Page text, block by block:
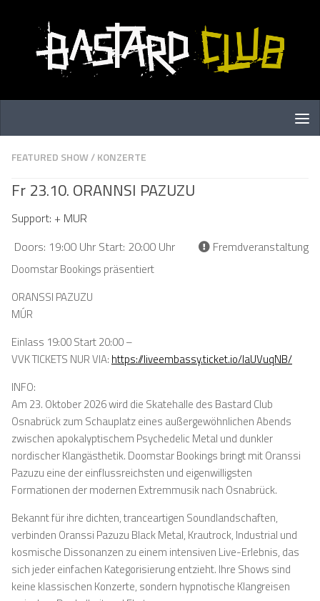
Zum Inhalt springen
FEATURED SHOW/KONZERTE
Fr 23.10. ORANNSI PAZUZU
Support: + MUR
Doors: 19:00 Uhr Start: 20:00 Uhr
Fremdveranstaltung
Doomstar Bookings präsentiert
ORANSSI PAZUZU
MÚR
Einlass 19:00 Start 20:00 –
VVK TICKETS NUR VIA: https://liveembassy.ticket.io/laUVuqNB/
INFO:
Am 23. Oktober 2026 wird die Skatehalle des Bastard Club
Osnabrück zum Schauplatz eines außergewöhnlichen Abends
zwischen apokalyptischem Psychedelic Metal und dunkler
nordischer Klangästhetik. Doomstar Bookings bringt mit Oranssi
Pazuzu eine der einflussreichsten und eigenwilligsten
Formationen der modernen Extremmusik nach Osnabrück.
Bekannt für ihre dichten, tranceartigen Soundlandschaften,
verbinden Oranssi Pazuzu Black Metal, Krautrock, Industrial und
kosmische Dissonanzen zu einem intensiven Live-Erlebnis, das
sich jeder einfachen Kategorisierung entzieht. Ihre Shows sind
keine klassischen Konzerte, sondern hypnotische Klangreisen